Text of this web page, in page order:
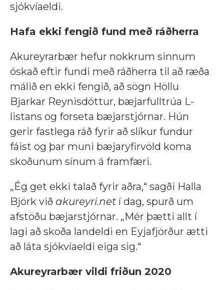
sjókvíaeldi.
Hafa ekki fengið fund með ráðherra
Akureyrarbær hefur nokkrum sinnum
óskað eftir fundi með ráðherra til að ræða
málið en ekki fengið, að sögn Höllu
Bjarkar Reynisdóttur, bæjarfulltrúa L-
listans og forseta bæjarstjórnar. Hún
gerir fastlega ráð fyrir að slíkur fundur
fáist og þar muni bæjaryfirvöld koma
skoðunum sínum á framfæri.
„Ég get ekki talað fyrir aðra,“ sagði Halla
Björk við akureyri.net í dag, spurð um
afstöðu bæjarstjórnar. „Mér þætti allt í
lagi að skoða landeldi en Eyjafjörður ætti
að láta sjókvíaeldi eiga sig.“
Akureyrarbær vildi friðun 2020